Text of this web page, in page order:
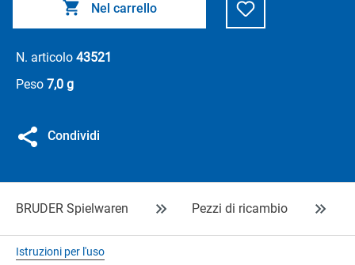
Nel carrello
N. articolo 43521
Peso 7,0 g
Condividi
BRUDER Spielwaren Pezzi di ricambio
Istruzioni per l'uso